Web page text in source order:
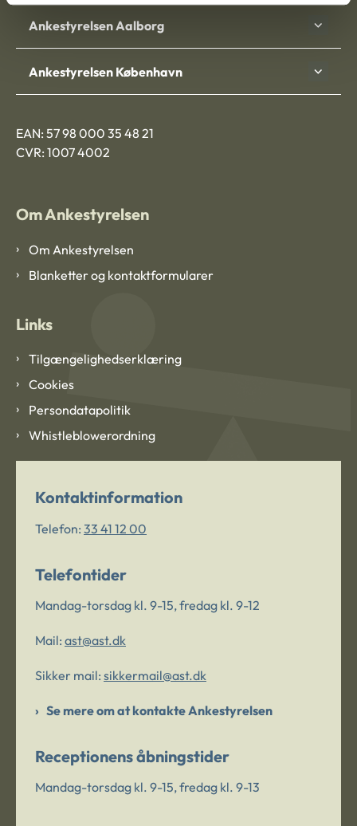
Ankestyrelsen Aalborg
Ankestyrelsen København
EAN: 57 98 000 35 48 21
CVR: 1007 4002
Om Ankestyrelsen
Om Ankestyrelsen
Blanketter og kontaktformularer
Links
Tilgængelighedserklæring
Cookies
Persondatapolitik
Whistleblowerordning
Kontaktinformation
Telefon: 33 41 12 00
Telefontider
Mandag-torsdag kl. 9-15, fredag kl. 9-12
Mail: ast@ast.dk
Sikker mail: sikkermail@ast.dk
Se mere om at kontakte Ankestyrelsen
Receptionens åbningstider
Mandag-torsdag kl. 9-15, fredag kl. 9-13